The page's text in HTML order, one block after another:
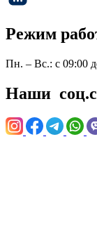
Режим
Пн. – Вс.: с 09:00
Наши